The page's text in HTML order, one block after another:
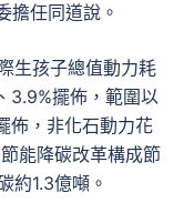
擔任同道說。
生孩子總值動力耗
3.9%擺佈，範圍以
佈，非化石動力花
能降碳改革構成節
約1.3億噸。